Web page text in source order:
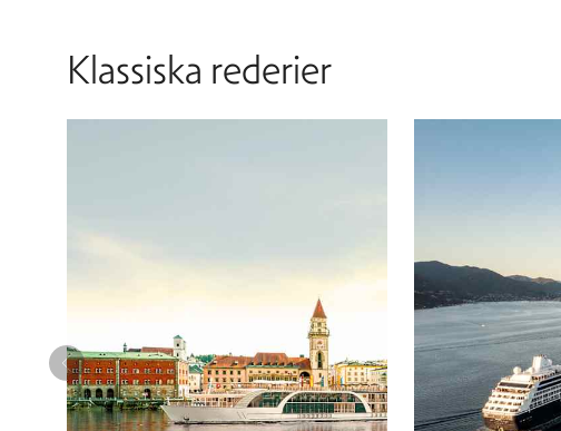
Klassiska rederier